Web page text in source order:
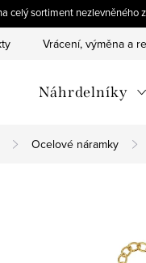
celý sortiment nezlevněného
Vrácení, výměna a
Náhrdelníky
Ocelové náramky